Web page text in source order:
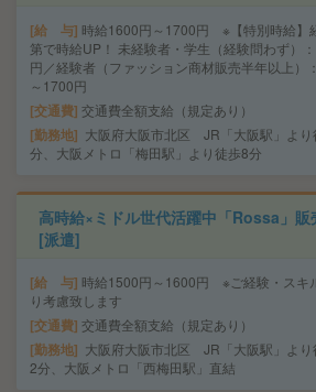
給 与 時給1600円～1700円 ※【特別時給】
第で時給UP！ 未経験者・学生（経験問わず）
円／経験者（ファッション商材販売半年以上）
～1700円
交通費 交通費全額支給（規定あり）
勤務地
大阪府大阪市北区 JR「大阪駅」より
分、大阪メトロ「梅田駅」より徒歩8分
高時給×ミドル世代活躍中「Rossa」販
[派遣]
給 与 時給1500円～1600円 ※ご経験・スキ
り考慮致します
交通費 交通費全額支給（規定あり）
勤務地
大阪府大阪市北区 JR「大阪駅」より
2分、大阪メトロ「西梅田駅」直結